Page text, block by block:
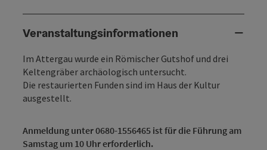
Veranstaltungsinformationen
Im Attergau wurde ein Römischer Gutshof und drei
Keltengräber archäologisch untersucht.
Die restaurierten Funden sind im Haus der Kultur
ausgestellt.
Anmeldung unter 0680-1556465 ist für die Führung am
Samstag um 10 Uhr erforderlich.